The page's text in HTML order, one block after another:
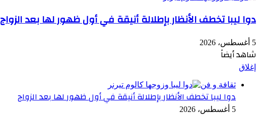
دوا ليبا تخطف الأنظار بإطلالة أنيقة في أول ظهور لها بعد الزواج
5 أغسطس، 2026
شاهد أيضاً
إغلاق
ثقافة و فن
دوا ليبا تخطف الأنظار بإطلالة أنيقة في أول ظهور لها بعد الزواج
5 أغسطس، 2026